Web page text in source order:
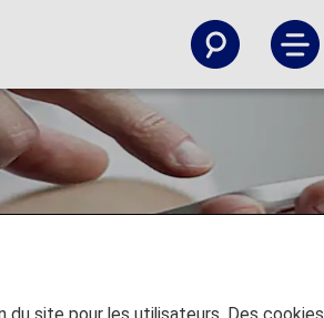
site pour les utilisateurs. Des cookies